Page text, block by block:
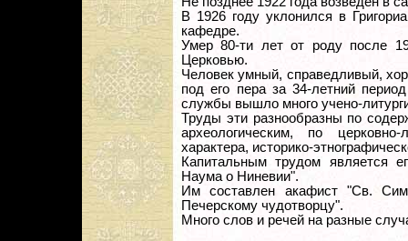
В 1926 году уклонился в
кафедре.
Умер 80-ти лет от роду после
Церковью.
Человек умный, справедливый,
под его пера за 34-летний
службы вышло много учено-
Труды эти разнообразны по
археологическим, по
характера, историко-
Капитальным трудом является
Наума о Ниневии".
Им составлен акафист "Св.
Печерскому чудотворцу".
Много слов и речей на разные